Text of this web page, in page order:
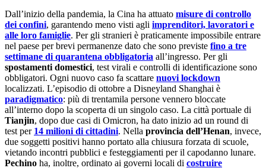
Dall’inizio della pandemia, la Cina ha attuato misure di controllo
dei confini, garantendo meno visti agli imprenditori, lavoratori e
alle loro famiglie. Per gli stranieri è praticamente impossibile entrare
nel paese per brevi permanenze dato che sono previste fino a tre
settimane di quarantena obbligatoria all’ingresso. Per gli
spostamenti domestici, test virali e controlli di identificazione sono
obbligatori. Ogni nuovo caso fa scattare nuovi lockdown
localizzati. L’episodio di ottobre a Disneyland Shanghai è
paradigmatico: più di trentamila persone vennero bloccate
all’interno dopo la scoperta di un singolo caso. La città portuale di
Tianjin, dopo due casi di Omicron, ha dato inizio ad un round di
test per 14 milioni di cittadini. Nella provincia dell’Henan, invece,
due soggetti positivi hanno portato alla chiusura forzata di scuole,
vietando incontri pubblici e festeggiamenti per il capodanno lunare.
Pechino ha, inoltre, ordinato ai governi locali di costruire